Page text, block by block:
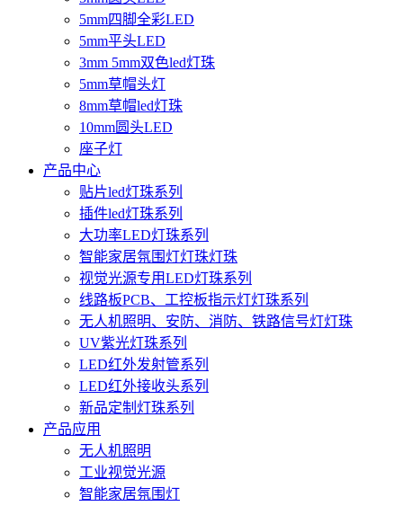
5mm四脚全彩LED
5mm平头LED
3mm 5mm双色led灯珠
5mm草帽头灯
8mm草帽led灯珠
10mm圆头LED
座子灯
产品中心
贴片led灯珠系列
插件led灯珠系列
大功率LED灯珠系列
智能家居氛围灯灯珠灯珠
视觉光源专用LED灯珠系列
线路板PCB、工控板指示灯灯珠系列
无人机照明、安防、消防、铁路信号灯灯珠
UV紫光灯珠系列
LED红外发射管系列
LED红外接收头系列
新品定制灯珠系列
产品应用
无人机照明
工业视觉光源
智能家居氛围灯